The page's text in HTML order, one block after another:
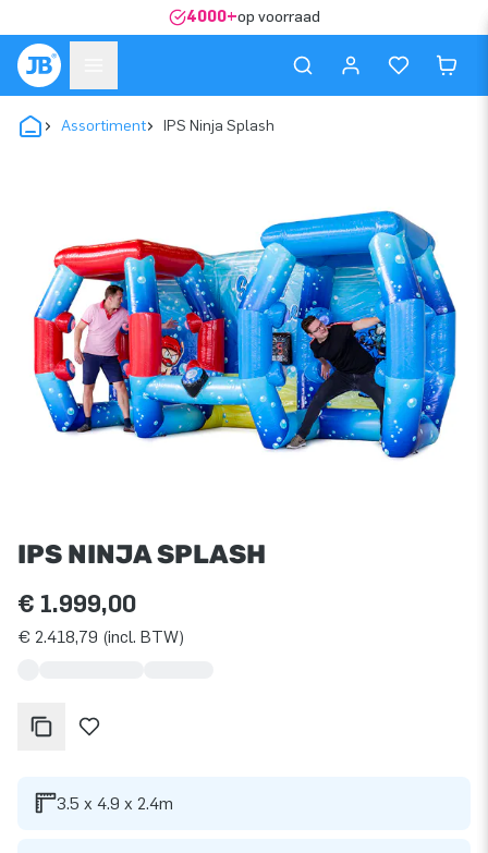
4000+op voorraad
Assortiment IPS Ninja Splash
IPS NINJA SPLASH
€ 1.999,00
€ 2.418,79 (incl. BTW)
3.5 x 4.9 x 2.4m